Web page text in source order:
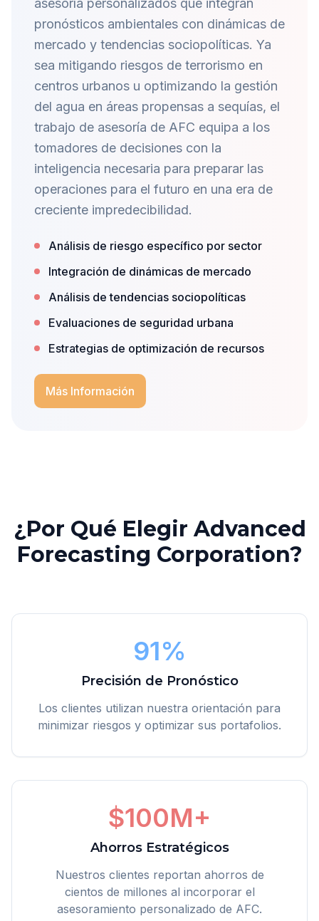
asesoría personalizados que integran
pronósticos ambientales con dinámicas de
mercado y tendencias sociopolíticas. Ya
sea mitigando riesgos de terrorismo en
centros urbanos u optimizando la gestión
del agua en áreas propensas a sequías, el
trabajo de asesoría de AFC equipa a los
tomadores de decisiones con la
inteligencia necesaria para preparar las
operaciones para el futuro en una era de
creciente impredecibilidad.
Análisis de riesgo específico por sector
Integración de dinámicas de mercado
Análisis de tendencias sociopolíticas
Evaluaciones de seguridad urbana
Estrategias de optimización de recursos
Más Información
¿Por Qué Elegir Advanced
Forecasting Corporation?
91%
Precisión de Pronóstico
Los clientes utilizan nuestra orientación para
minimizar riesgos y optimizar sus portafolios.
$100M+
Ahorros Estratégicos
Nuestros clientes reportan ahorros de
cientos de millones al incorporar el
asesoramiento personalizado de AFC.